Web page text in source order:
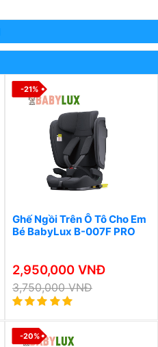
-21%
Ghế Ngồi Trên Ô Tô Cho Em
Bé BabyLux B-007F PRO
2,950,000 VNĐ
3,750,000 VNĐ
-20%